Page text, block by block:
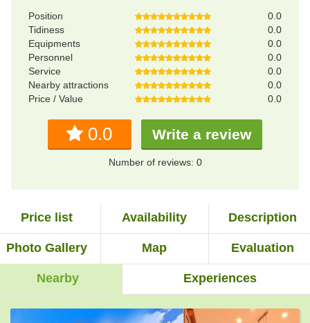
Position
0.0
Tidiness
0.0
Equipments
0.0
Personnel
0.0
Service
0.0
Nearby attractions
0.0
Price / Value
0.0
0.0 Write a review
Number of reviews: 0
Price list Availability Description
Photo Gallery Map Evaluation
Nearby Experiences